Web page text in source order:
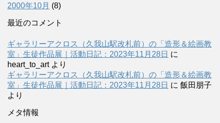
2000年10月 (8)
最近のコメント
ギャラリーアクロス（久我山駅改札前）の「造形＆絵画教
室」生徒作品展｜活動日記：2023年11月28日 に
heart_to_artより
ギャラリーアクロス（久我山駅改札前）の「造形＆絵画教
室」生徒作品展｜活動日記：2023年11月28日 に 飯田朋子
より
メタ情報